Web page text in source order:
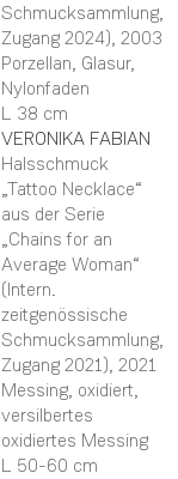
Schmucksammlung,
Zugang 2024), 2003
Porzellan, Glasur,
Nylonfaden
L 38 cm
VERONIKA FABIAN
Halsschmuck
„Tattoo Necklace“
aus der Serie
„Chains for an
Average Woman“
(Intern.
zeitgenössische
Schmucksammlung,
Zugang 2021), 2021
Messing, oxidiert,
versilbertes
oxidiertes Messing
L 50-60 cm